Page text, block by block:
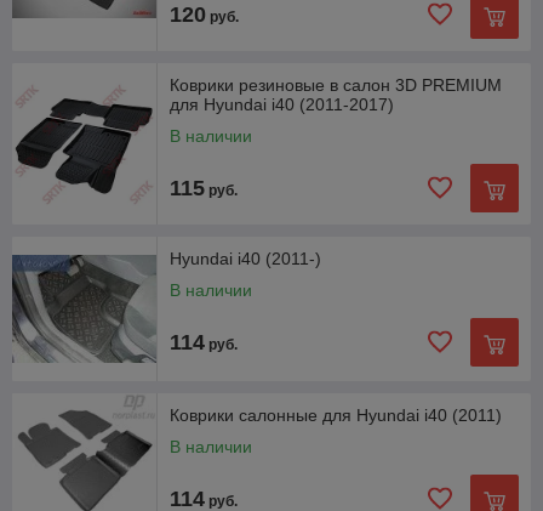
120 руб.
Коврики резиновые в салон 3D PREMIUM
для Hyundai i40 (2011-2017)
В наличии
115 руб.
Hyundai i40 (2011-)
В наличии
114 руб.
Коврики салонные для Hyundai i40 (2011)
В наличии
114 руб.